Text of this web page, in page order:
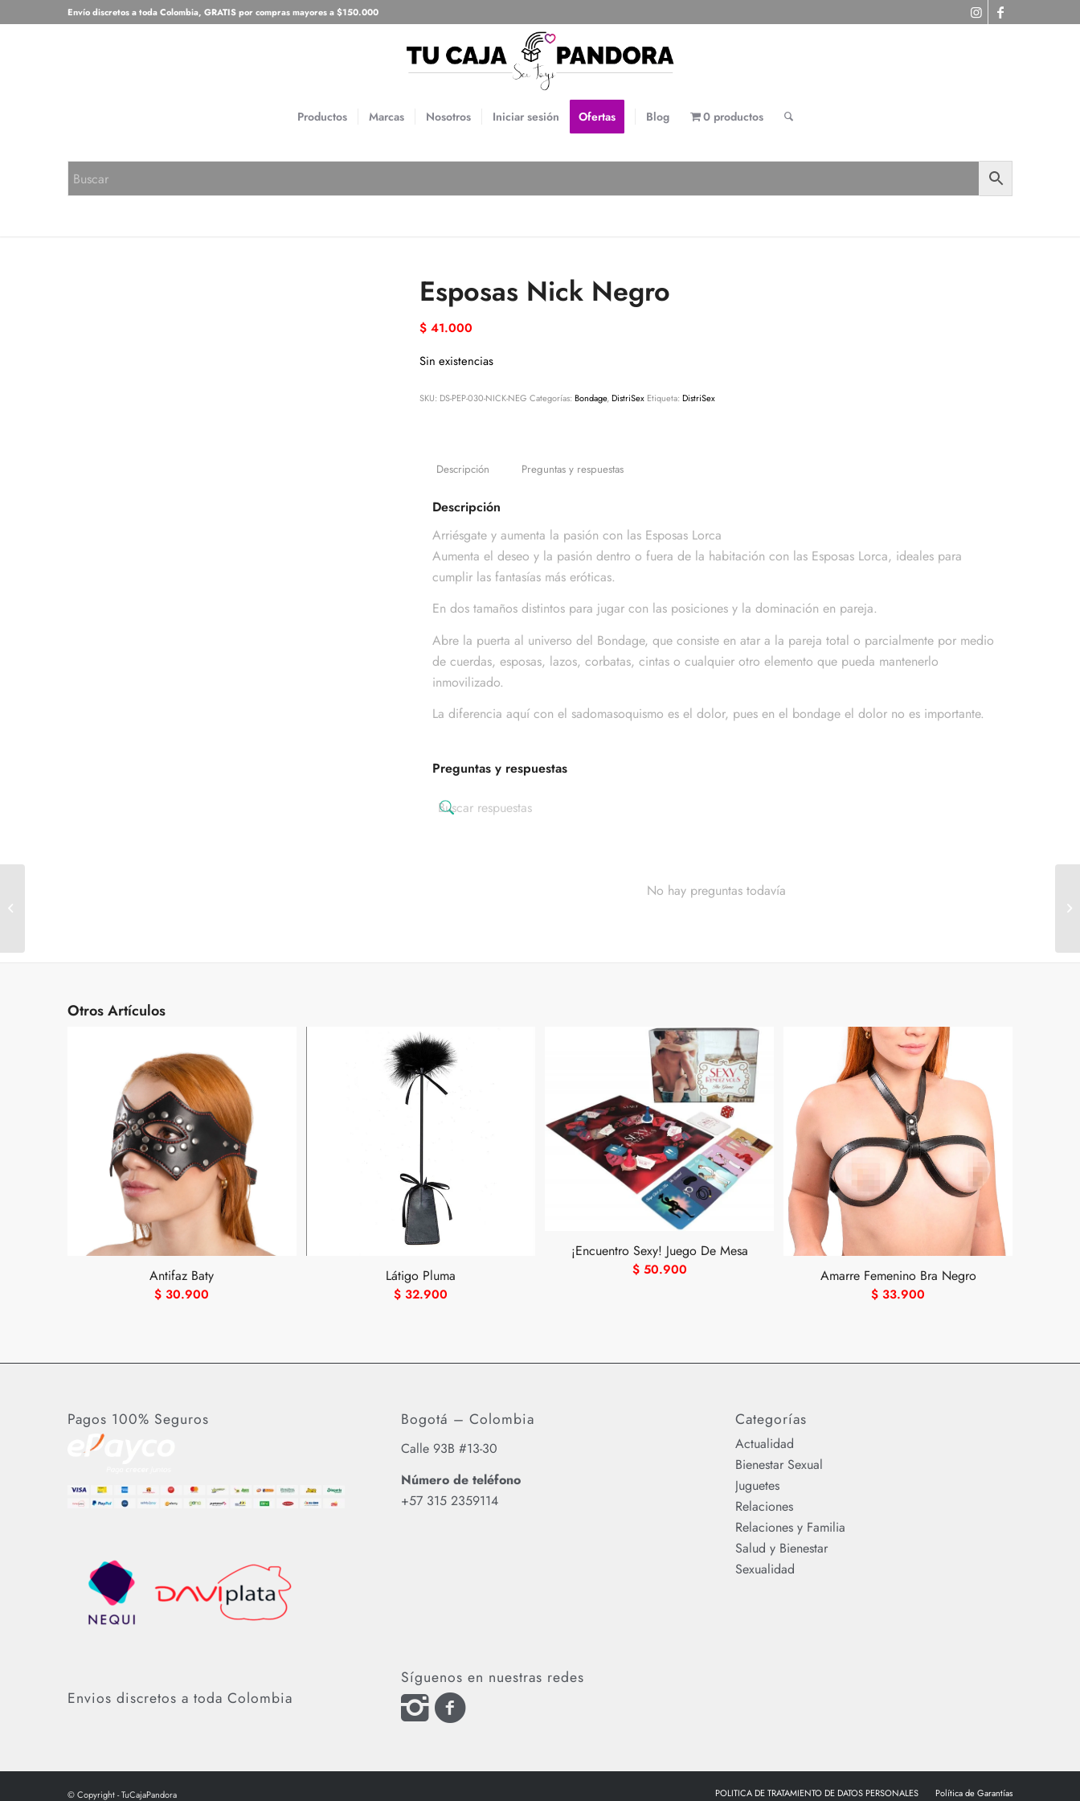
Envío discretos a toda Colombia, GRATIS por compras mayores a $150.000
Productos Marcas Nosotros Iniciar sesión Ofertas Blog 0 productos
Esposas Nick Negro
$41.000
Sin existencias
SKU: DS-PEP-030-NICK-NEG Categorías: Bondage,DistriSex Etiqueta: DistriSex
Descripción Preguntas y respuestas
Descripción
Arriésgate y aumenta la pasión con las Esposas Lorca
Aumenta el deseo y la pasión dentro o fuera de la habitación con las Esposas Lorca, ideales para
cumplir las fantasías más eróticas.
En dos tamaños distintos para jugar con las posiciones y la dominación en pareja.
Abre la puerta al universo del Bondage, que consiste en atar a la pareja total o parcialmente por medio
de cuerdas, esposas, lazos, corbatas, cintas o cualquier otro elemento que pueda mantenerlo
inmovilizado.
La diferencia aquí con el sadomasoquismo es el dolor, pues en el bondage el dolor no es importante.
Preguntas y respuestas
No hay preguntas todavía
Otros Artículos
Antifaz Baty
$ 30.900
Látigo Pluma
$32.900
¡Encuentro Sexy! Juego De Mesa
$50.900 Amarre Femenino Bra Negro
$ 33.900
Pagos 100% Seguros
Envios discretos a toda Colombia
Bogotá – Colombia
Calle 93B #13-30
Número de teléfono
‪+57 315 2359114‬
Síguenos en nuestras redes
Categorías
Actualidad
Bienestar Sexual
Juguetes
Relaciones
Relaciones y Familia
Salud y Bienestar
Sexualidad
© Copyright - TuCajaPandora POLITICA DE TRATAMIENTO DE DATOS PERSONALES Política de Garantías